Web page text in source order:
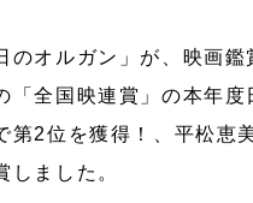
のオルガン」が、映画鑑
「全国映連賞」の本年度
第2位を獲得！、平松恵
しました。